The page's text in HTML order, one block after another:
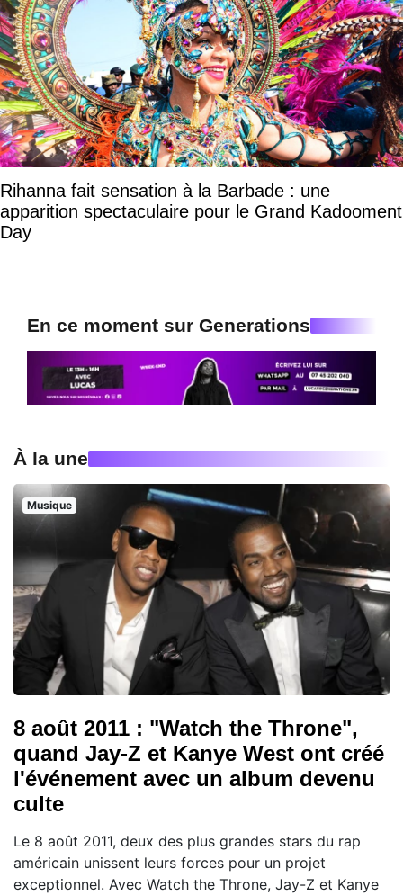
Rihanna fait sensation à la Barbade : une
apparition spectaculaire pour le Grand Kadooment
Day
En ce moment sur Generations
À la une
Musique
8 août 2011 : "Watch the Throne",
quand Jay-Z et Kanye West ont créé
l'événement avec un album devenu
culte
Le 8 août 2011, deux des plus grandes stars du rap
américain unissent leurs forces pour un projet
exceptionnel. Avec Watch the Throne, Jay-Z et Kanye